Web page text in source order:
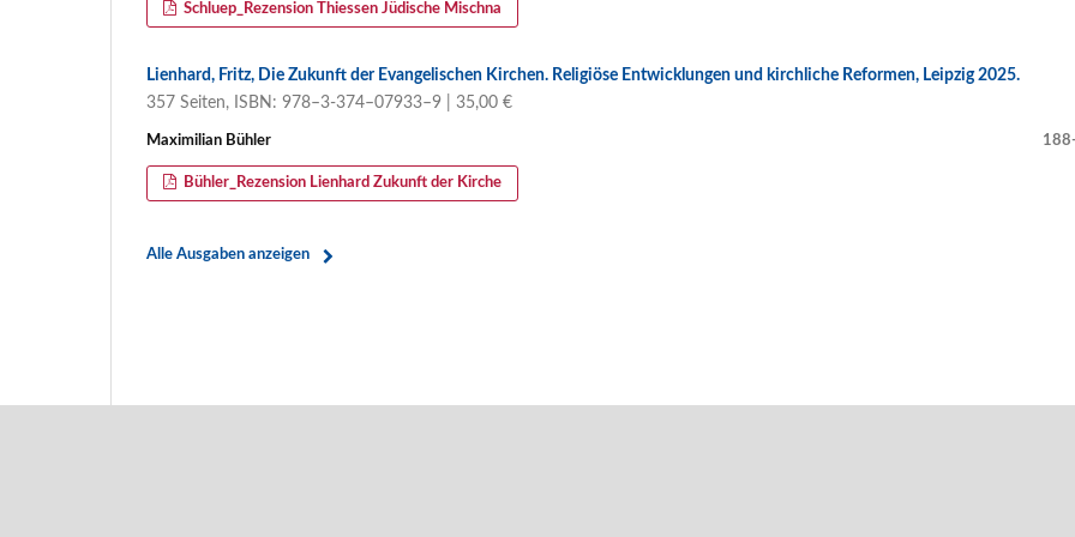
Schluep_Rezension Thiessen Jüdische Mischna
Lienhard, Fritz, Die Zukunft der Evangelischen Kirchen. Religiöse Entwicklungen und kirchliche Reformen, Leipzig 2025.
357 Seiten, ISBN: 978–3-374–07933–9 | 35,00 €
Maximilian Bühler
Bühler_Rezension Lienhard Zukunft der Kirche
Alle Ausgaben anzeigen